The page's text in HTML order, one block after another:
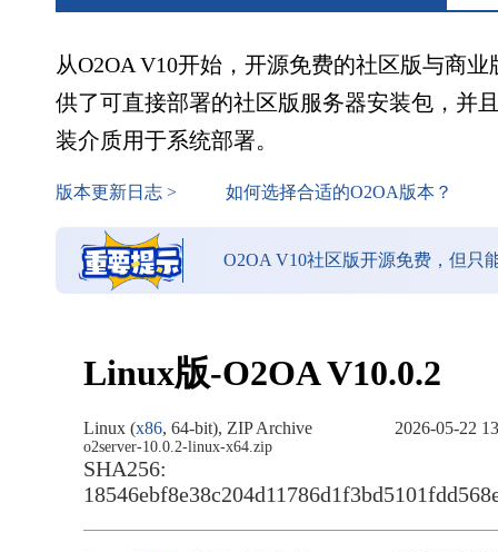
从O2OA V10开始，开源免费的社区版与商
供了可直接部署的社区版服务器安装包，并
装介质用于系统部署。
版本更新日志 > 如何选择合适的O2OA版本？
O2OA V10社区版开源免费，但只
Linux版-O2OAV10.0.2
Linux (x86, 64-bit), ZIP Archive 2026-05-22
o2server-10.0.2-linux-x64.zip
SHA256: